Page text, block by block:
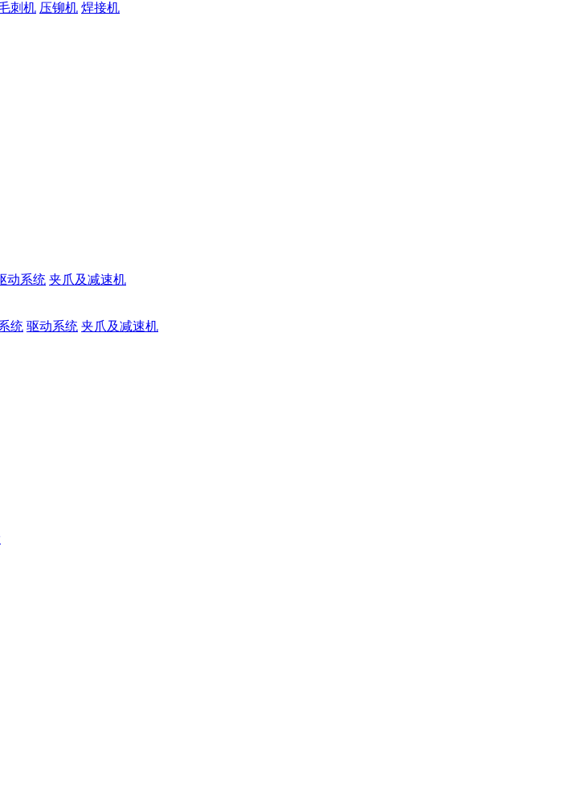
刺机 压铆机 焊接机
动系统 夹爪及减速机
统 驱动系统 夹爪及减速机